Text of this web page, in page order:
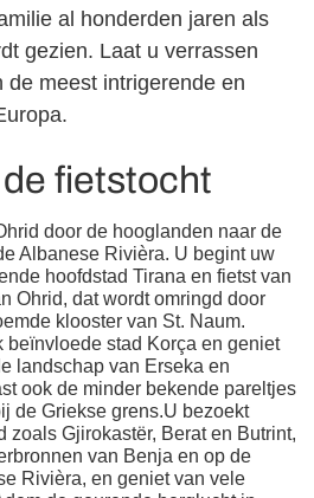
al honderden jaren als
gezien. Laat u verrassen
de meest intrigerende en
fietstocht
door de hooglanden naar de
Albanese Rivièra. U begint uw
hoofdstad Tirana en fietst van
Ohrid, dat wordt omringd door
klooster van St. Naum.
beïnvloede stad Korça en geniet
landschap van Erseka en
ook de minder bekende pareltjes
de Griekse grens.U bezoekt
zoals Gjirokastër, Berat en Butrint,
van Benja en op de
Rivièra, en geniet van vele